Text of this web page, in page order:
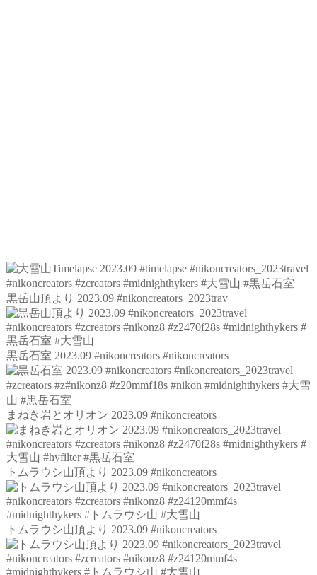
黒岳山頂より 2023.09 #nikoncreators_2023trav
黒岳石室 2023.09 #nikoncreators #nikoncreators
まねき岩とオリオン 2023.09 #nikoncreators
トムラウシ山頂より 2023.09 #nikoncreators
トムラウシ山頂より 2023.09 #nikoncreators